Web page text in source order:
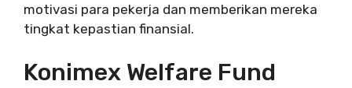
motivasi para pekerja dan memberikan mereka
tingkat kepastian finansial.
Konimex Welfare Fund